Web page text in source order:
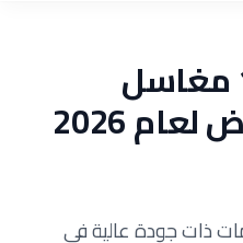
أسماء أحسن 10 مغاسل
2026
ذات جودة عالية في